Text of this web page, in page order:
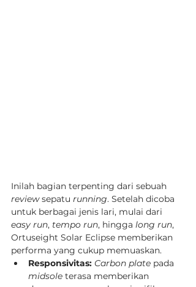
Inilah bagian terpenting dari sebuah
review sepatu running. Setelah dicoba
untuk berbagai jenis lari, mulai dari
easy run, tempo run, hingga long run,
Ortuseight Solar Eclipse memberikan
performa yang cukup memuaskan.
Responsivitas: Carbon plate pada
midsole terasa memberikan